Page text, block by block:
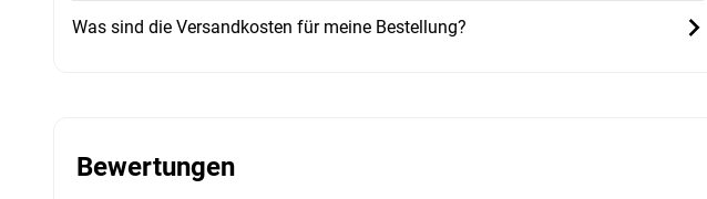
Was sind die Versandkosten für meine Bestellung?
Bewertungen